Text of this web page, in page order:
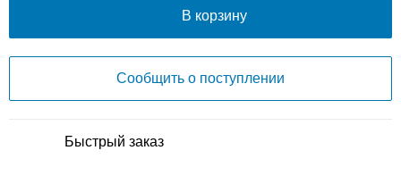
В корзину
Сообщить о поступлении
Быстрый заказ